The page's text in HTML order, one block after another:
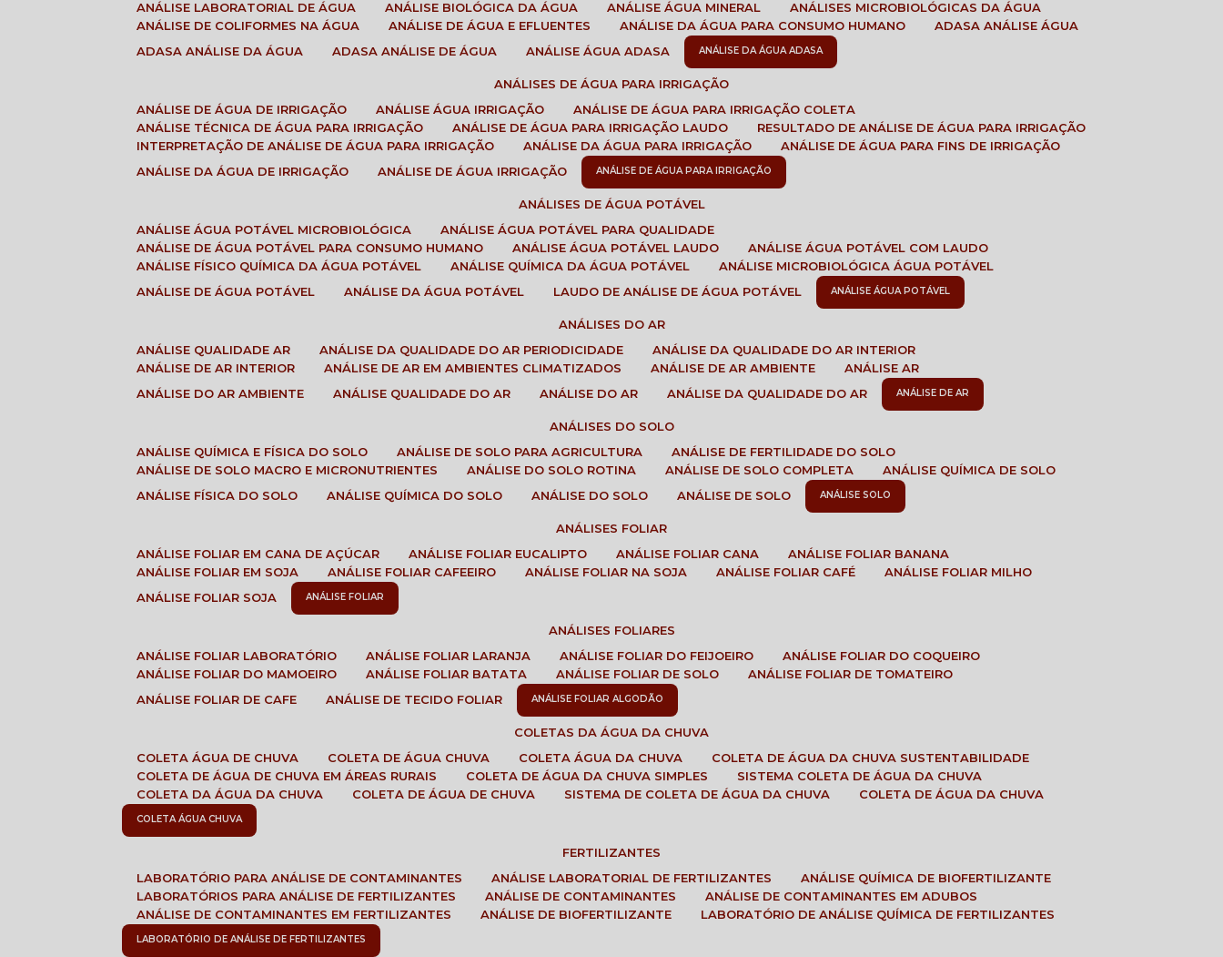
ANÁLISE LABORATORIAL DE ÁGUA
ANÁLISE BIOLÓGICA DA ÁGUA ANÁLISE ÁGUA MINERAL
ANÁLISES MICROBIOLÓGICAS DA ÁGUA
ANÁLISE DE COLIFORMES NA ÁGUA
ANÁLISE DE ÁGUA E EFLUENTES ANÁLISE DA ÁGUA PARA CONSUMO HUMANO
ADASA ANÁLISE ÁGUA
ADASA ANÁLISE DA ÁGUA
ADASA ANÁLISE DE ÁGUA ANÁLISE ÁGUA ADASA ANÁLISE DA ÁGUA ADASA
ANÁLISES DE ÁGUA PARA IRRIGAÇÃO
ANÁLISE DE ÁGUA DE IRRIGAÇÃO
ANÁLISE ÁGUA IRRIGAÇÃO
ANÁLISE DE ÁGUA PARA IRRIGAÇÃO COLETA
ANÁLISE TÉCNICA DE ÁGUA PARA IRRIGAÇÃO
ANÁLISE DE ÁGUA PARA IRRIGAÇÃO LAUDO
RESULTADO DE ANÁLISE DE ÁGUA PARA IRRIGAÇÃO
INTERPRETAÇÃO DE ANÁLISE DE ÁGUA PARA IRRIGAÇÃO
ANÁLISE DA ÁGUA PARA IRRIGAÇÃO
ANÁLISE DE ÁGUA PARA FINS DE IRRIGAÇÃO
ANÁLISE DA ÁGUA DE IRRIGAÇÃO
ANÁLISE DE ÁGUA IRRIGAÇÃO ANÁLISE DE ÁGUA PARA IRRIGAÇÃO
ANÁLISES DE ÁGUA POTÁVEL
ANÁLISE ÁGUA POTÁVEL MICROBIOLÓGICA
ANÁLISE ÁGUA POTÁVEL PARA QUALIDADE
ANÁLISE DE ÁGUA POTÁVEL PARA CONSUMO HUMANO
ANÁLISE ÁGUA POTÁVEL LAUDO
ANÁLISE ÁGUA POTÁVEL COM LAUDO
ANÁLISE FÍSICO QUÍMICA DA ÁGUA POTÁVEL
ANÁLISE QUÍMICA DA ÁGUA POTÁVEL
ANÁLISE MICROBIOLÓGICA ÁGUA POTÁVEL
ANÁLISE DE ÁGUA POTÁVEL
ANÁLISE DA ÁGUA POTÁVEL LAUDO DE ANÁLISE DE ÁGUA POTÁVEL ANÁLISE ÁGUA POTÁVEL
ANÁLISES DO AR
ANÁLISE QUALIDADE AR
ANÁLISE DA QUALIDADE DO AR PERIODICIDADE
ANÁLISE DA QUALIDADE DO AR INTERIOR
ANÁLISE DE AR INTERIOR
ANÁLISE DE AR EM AMBIENTES CLIMATIZADOS ANÁLISE DE AR AMBIENTE
ANÁLISE AR
ANÁLISE DO AR AMBIENTE
ANÁLISE QUALIDADE DO AR ANÁLISE DO AR ANÁLISE DA QUALIDADE DO AR ANÁLISE DE AR
ANÁLISES DO SOLO
ANÁLISE QUÍMICA E FÍSICA DO SOLO
ANÁLISE DE SOLO PARA AGRICULTURA
ANÁLISE DE FERTILIDADE DO SOLO
ANÁLISE DE SOLO MACRO E MICRONUTRIENTES
ANÁLISE DO SOLO ROTINA ANÁLISE DE SOLO COMPLETA
ANÁLISE QUÍMICA DE SOLO
ANÁLISE FÍSICA DO SOLO
ANÁLISE QUÍMICA DO SOLO ANÁLISE DO SOLO ANÁLISE DE SOLO ANÁLISE SOLO
ANÁLISES FOLIAR
ANÁLISE FOLIAR EM CANA DE AÇÚCAR
ANÁLISE FOLIAR EUCALIPTO ANÁLISE FOLIAR CANA
ANÁLISE FOLIAR BANANA
ANÁLISE FOLIAR EM SOJA
ANÁLISE FOLIAR CAFEEIRO ANÁLISE FOLIAR NA SOJA ANÁLISE FOLIAR CAFÉ
ANÁLISE FOLIAR MILHO
ANÁLISE FOLIAR SOJA
ANÁLISE FOLIAR
ANÁLISES FOLIARES
ANÁLISE FOLIAR LABORATÓRIO
ANÁLISE FOLIAR LARANJA ANÁLISE FOLIAR DO FEIJOEIRO
ANÁLISE FOLIAR DO COQUEIRO
ANÁLISE FOLIAR DO MAMOEIRO
ANÁLISE FOLIAR BATATA ANÁLISE FOLIAR DE SOLO
ANÁLISE FOLIAR DE TOMATEIRO
ANÁLISE FOLIAR DE CAFE
ANÁLISE DE TECIDO FOLIAR ANÁLISE FOLIAR ALGODÃO
COLETAS DA ÁGUA DA CHUVA
COLETA ÁGUA DE CHUVA
COLETA DE ÁGUA CHUVA COLETA ÁGUA DA CHUVA
COLETA DE ÁGUA DA CHUVA SUSTENTABILIDADE
COLETA DE ÁGUA DE CHUVA EM ÁREAS RURAIS
COLETA DE ÁGUA DA CHUVA SIMPLES
SISTEMA COLETA DE ÁGUA DA CHUVA
COLETA DA ÁGUA DA CHUVA
COLETA DE ÁGUA DE CHUVA SISTEMA DE COLETA DE ÁGUA DA CHUVA COLETA DE ÁGUA DA CHUVA
COLETA ÁGUA CHUVA
FERTILIZANTES
LABORATÓRIO PARA ANÁLISE DE CONTAMINANTES
ANÁLISE LABORATORIAL DE FERTILIZANTES
ANÁLISE QUÍMICA DE BIOFERTILIZANTE
LABORATÓRIOS PARA ANÁLISE DE FERTILIZANTES
ANÁLISE DE CONTAMINANTES
ANÁLISE DE CONTAMINANTES EM ADUBOS
ANÁLISE DE CONTAMINANTES EM FERTILIZANTES
ANÁLISE DE BIOFERTILIZANTE LABORATÓRIO DE ANÁLISE QUÍMICA DE FERTILIZANTES
LABORATÓRIO DE ANÁLISE DE FERTILIZANTES